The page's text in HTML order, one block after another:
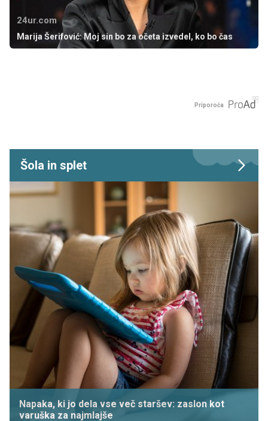
24ur.com
Marija Šerifović: Moj sin bo za očeta izvedel, ko bo čas
Priporoča
Šola in splet
Napaka, ki jo dela vse več staršev: zaslon kot
varuška za najmlajše